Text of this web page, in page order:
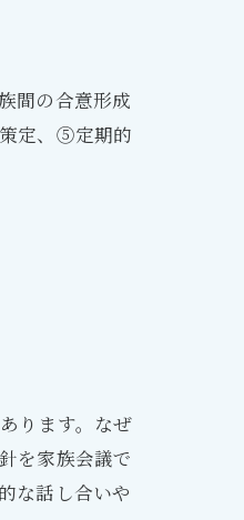
間の合意形成
定、⑤定期的
ります。なぜ
を家族会議で
な話し合いや